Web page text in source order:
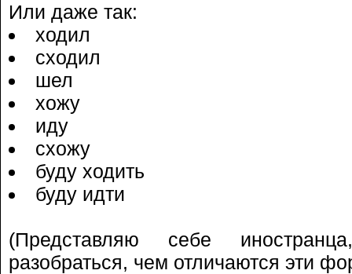
Или даже так:
ходил
сходил
шел
хожу
иду
схожу
буду ходить
буду идти
(Представляю себе
разобраться, чем отличаются эти